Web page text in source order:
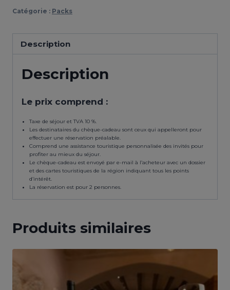
DÉCONNEXION
Catégorie : Packs
Description
Description
Le prix comprend :
Taxe de séjour et TVA 10 %.
Les destinataires du chèque-cadeau sont ceux qui appelleront pour
effectuer une réservation préalable.
Comprend une assistance touristique personnalisée des invités pour
profiter au mieux du séjour.
Le chèque-cadeau est envoyé par e-mail à l’acheteur avec un dossier
et des cartes touristiques de la région indiquant tous les points
d’intérêt.
La réservation est pour 2 personnes.
Produits similaires